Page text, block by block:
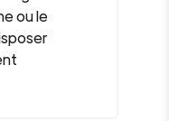
ou le